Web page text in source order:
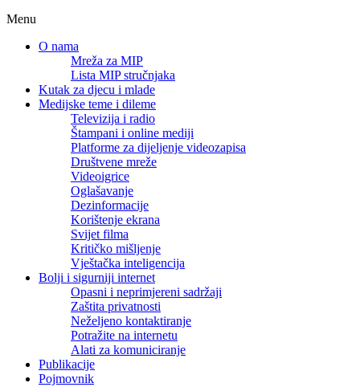
Menu
O nama
Mreža za MIP
Lista MIP stručnjaka
Kutak za djecu i mlade
Medijske teme i dileme
Televizija i radio
Štampani i online mediji
Platforme za dijeljenje videozapisa
Društvene mreže
Videoigrice
Oglašavanje
Dezinformacije
Korištenje ekrana
Svijet filma
Kritičko mišljenje
Vještačka inteligencija
Bolji i sigurniji internet
Opasni i neprimjereni sadržaji
Zaštita privatnosti
Neželjeno kontaktiranje
Potražite na internetu
Alati za komuniciranje
Publikacije
Pojmovnik